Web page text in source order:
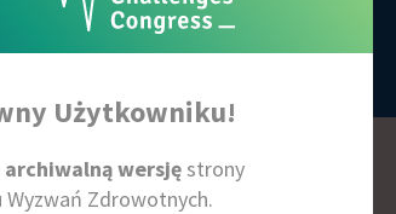
PRELEGENCI
Użytkowniku!
archiwalną wersjęstrony
Wyzwań Zdrowotnych.